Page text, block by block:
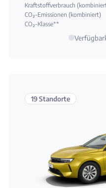
Kraftstoffverbrauch
CO₂-Emissionen (kombiniert)
CO₂-Klasse**
19 Standorte